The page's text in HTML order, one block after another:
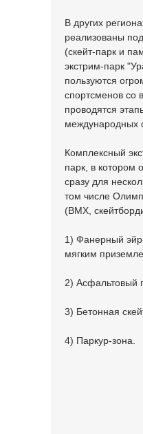
В других
реализованы
(скейт-парк и
экстрим-парк
пользуются
спортсменов со
проводятся
международных
Комплексный
парк, в котором
сразу для
том числе
(BMX,
1) Фанерный
мягким
2) Асфальтовый
3) Бетонная
4) Паркур-зона.